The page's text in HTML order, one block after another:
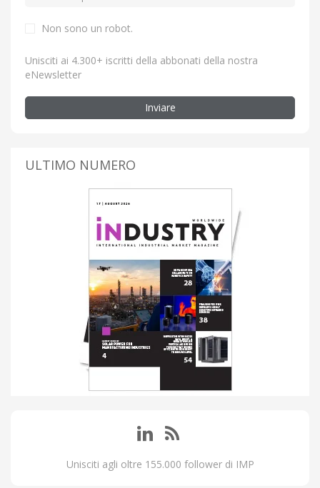
Non sono un robot.
Unisciti ai 4.300+ iscritti della abbonati della nostra
eNewsletter
Inviare
ULTIMO NUMERO
Unisciti agli oltre 155.000 follower di IMP